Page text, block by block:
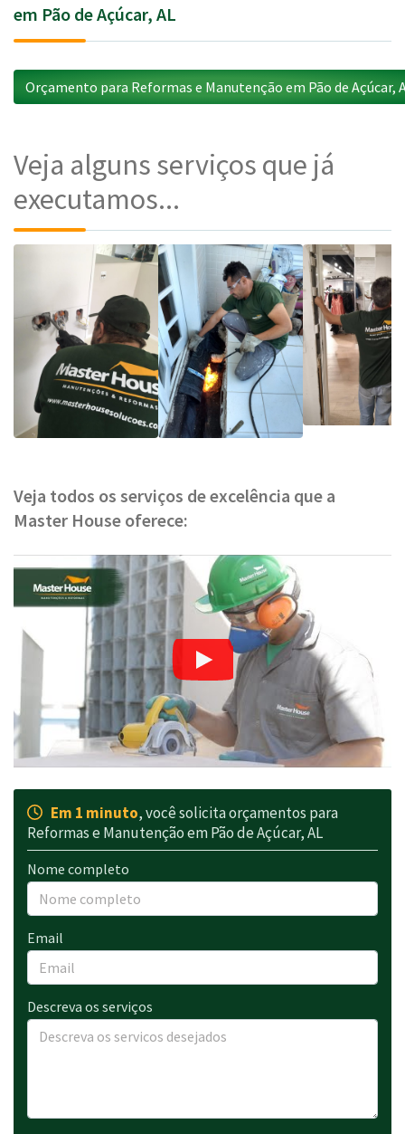
em Pão de Açúcar, AL
Orçamento para Reformas e Manutenção em Pão de Açúcar,
Veja alguns serviços que já
executamos...
Veja todos os serviços de excelência que a
Master House oferece:
Em 1 minuto, você solicita orçamentos para
Reformas e Manutenção em Pão de Açúcar, AL
Nome completo
Email
Descreva os serviços